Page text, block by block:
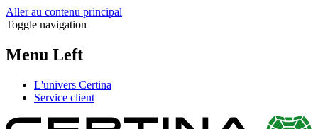
Aller au contenu principal
Toggle navigation
Menu Left
L'univers Certina
Service client